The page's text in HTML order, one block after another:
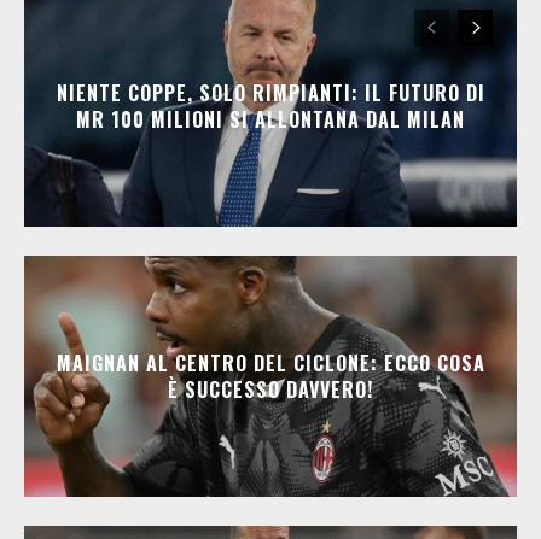
NIENTE COPPE, SOLO RIMPIANTI: IL FUTURO DI
MR 100 MILIONI SI ALLONTANA DAL MILAN
MAIGNAN AL CENTRO DEL CICLONE: ECCO COSA
È SUCCESSO DAVVERO!